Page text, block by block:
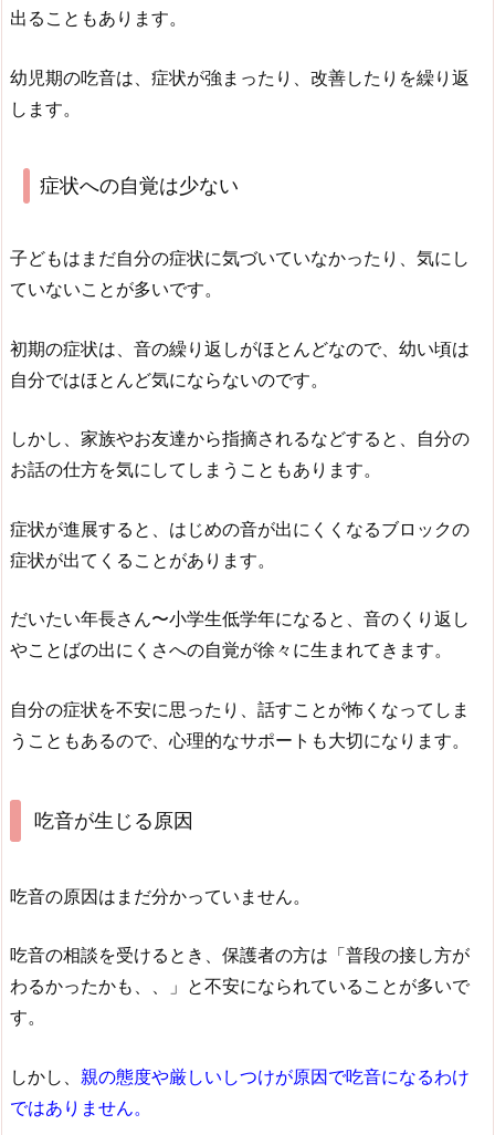
出ることもあります。
幼児期の吃音は、症状が強まったり、改善したりを繰り返
します。
症状への自覚は少ない
子どもはまだ自分の症状に気づいていなかったり、気にし
ていないことが多いです。
初期の症状は、音の繰り返しがほとんどなので、幼い頃は
自分ではほとんど気にならないのです。
しかし、家族やお友達から指摘されるなどすると、自分の
お話の仕方を気にしてしまうこともあります。
症状が進展すると、はじめの音が出にくくなるブロックの
症状が出てくることがあります。
だいたい年長さん〜小学生低学年になると、音のくり返し
やことばの出にくさへの自覚が徐々に生まれてきます。
自分の症状を不安に思ったり、話すことが怖くなってしま
うこともあるので、心理的なサポートも大切になります。
吃音が生じる原因
吃音の原因はまだ分かっていません。
吃音の相談を受けるとき、保護者の方は「普段の接し方が
わるかったかも、、」と不安になられていることが多いで
す。
しかし、 親の態度や厳しいしつけが原因で吃音になるわけ
ではありません。